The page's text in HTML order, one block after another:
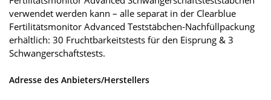
verwendet werden kann – alle separat in der Clearblue
Fertilitätsmonitor Advanced Teststäbchen-Nachfüllpackung
erhältlich: 30 Fruchtbarkeitstests für den Eisprung & 3
Schwangerschaftstests.
Adresse des Anbieters/Herstellers